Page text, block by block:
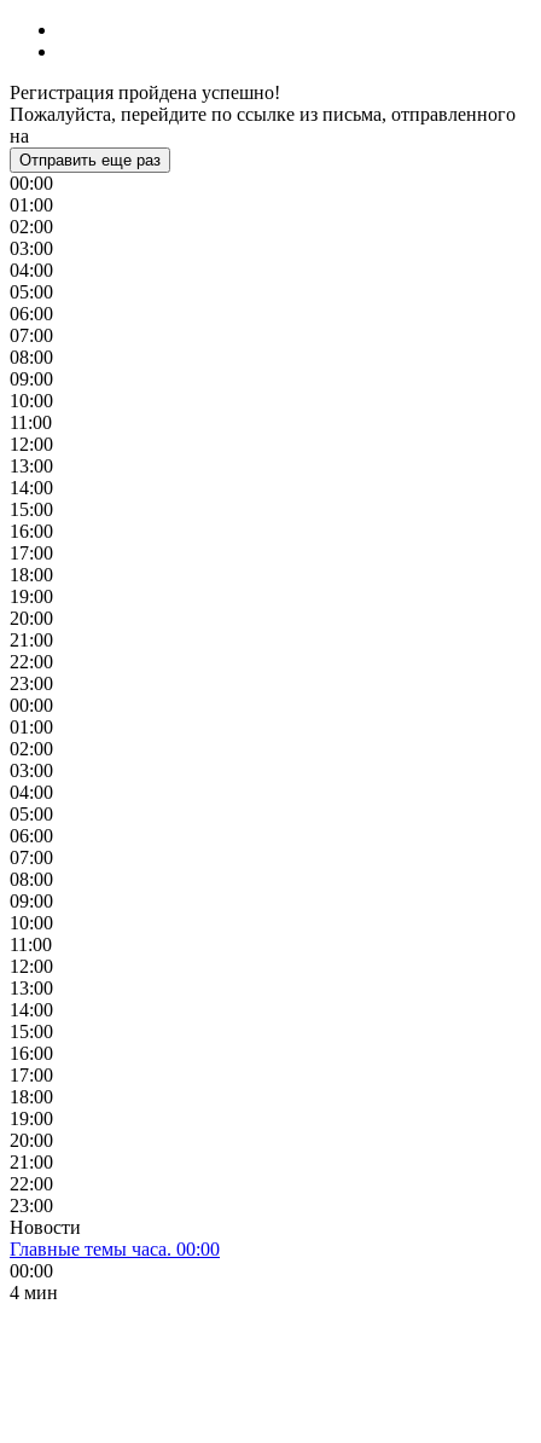
Регистрация пройдена успешно!
Пожалуйста, перейдите по ссылке из письма, отправленного
на
Отправить еще раз
00:00
01:00
02:00
03:00
04:00
05:00
06:00
07:00
08:00
09:00
10:00
11:00
12:00
13:00
14:00
15:00
16:00
17:00
18:00
19:00
20:00
21:00
22:00
23:00
00:00
01:00
02:00
03:00
04:00
05:00
06:00
07:00
08:00
09:00
10:00
11:00
12:00
13:00
14:00
15:00
16:00
17:00
18:00
19:00
20:00
21:00
22:00
23:00
Новости
Главные темы часа. 00:00
00:00
4 мин